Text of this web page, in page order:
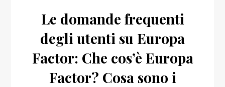
Le domande frequenti
degli utenti su Europa
Factor: Che cos’è Europa
Factor? Cosa sono i